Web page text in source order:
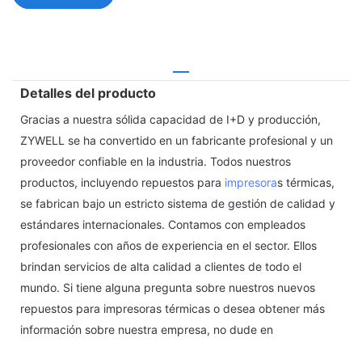
Detalles del producto
Gracias a nuestra sólida capacidad de I+D y producción,
ZYWELL se ha convertido en un fabricante profesional y un
proveedor confiable en la industria. Todos nuestros
productos, incluyendo repuestos para impresoras térmicas,
se fabrican bajo un estricto sistema de gestión de calidad y
estándares internacionales. Contamos con empleados
profesionales con años de experiencia en el sector. Ellos
brindan servicios de alta calidad a clientes de todo el
mundo. Si tiene alguna pregunta sobre nuestros nuevos
repuestos para impresoras térmicas o desea obtener más
información sobre nuestra empresa, no dude en